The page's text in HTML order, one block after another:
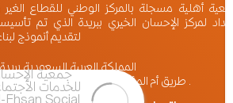
لتقديم أنموذج
المملكة العربية
طريق أم المؤمنين عائشة (رضي الله عنها) ، برج الإحسان .